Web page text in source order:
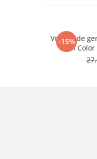
-15%
Vopsea de
Lash